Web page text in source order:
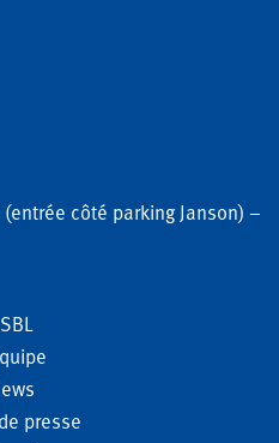
côté parking Janson) –
presse